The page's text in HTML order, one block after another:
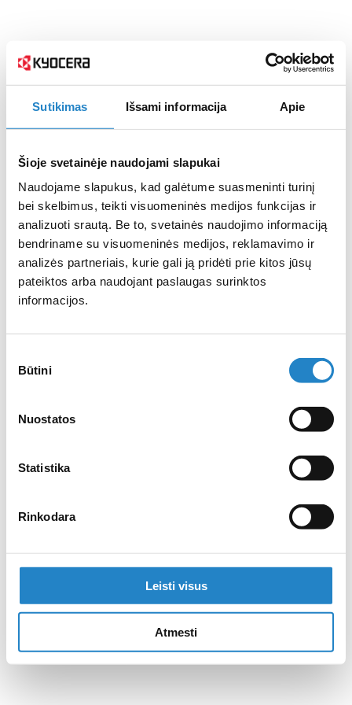
Sutikimas Išsami informacija Apie
Šioje svetainėje naudojami slapukai
Naudojame slapukus, kad galėtume suasmeninti turinį
bei skelbimus, teikti visuomeninės medijos funkcijas ir
analizuoti srautą. Be to, svetainės naudojimo informaciją
bendriname su visuomeninės medijos, reklamavimo ir
analizės partneriais, kurie gali ją pridėti prie kitos jūsų
pateiktos arba naudojant paslaugas surinktos
informacijos.
pasirinkimas
Būtini
Nuostatos
Statistika
Rinkodara
Leisti visus
Atmesti